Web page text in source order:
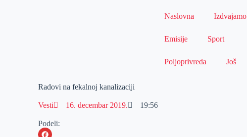
Naslovna Izdvajamo
Emisije Sport
Poljoprivreda Još
Radovi na fekalnoj kanalizaciji
Vesti 16. decembar 2019. 19:56
Podeli: